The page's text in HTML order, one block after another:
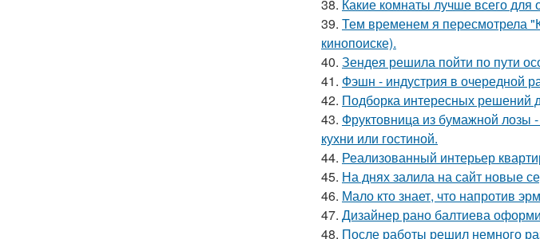
38. Какие комнаты лучше всего для
39. Тем временем я пересмотрела
кинопоиске).
40. Зендея решила пойти по пути
41. Фэшн - индустрия в очередной
42. Подборка интересных решений
43. Фруктовница из бумажной лозы
кухни или гостиной.
44. Реализованный интерьер
45. На днях залила на сайт новые
46. Мало кто знает, что напротив
47. Дизайнер рано балтиева
48. После работы решил немного